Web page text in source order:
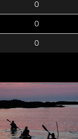
0
0
0